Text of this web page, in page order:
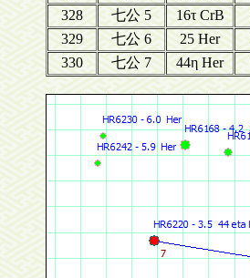
328
七公 5 16τ CrB
329
七公 6 25 Her
330
七公 7 44η Her